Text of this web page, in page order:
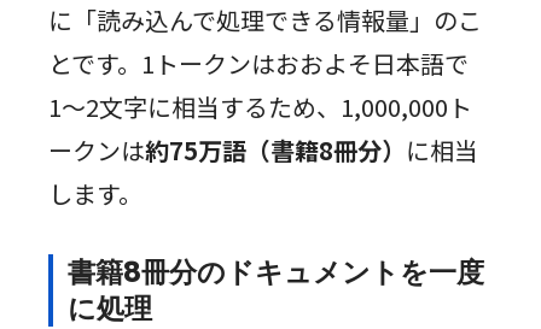
に「読み込んで処理できる情報量」のこ
とです。1トークンはおおよそ日本語で
1〜2文字に相当するため、1,000,000ト
ークンは約75万語（書籍8冊分） に相当
します。
書籍8冊分のドキュメントを一度
に処理